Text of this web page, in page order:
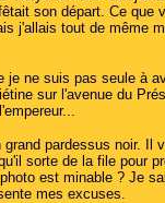
son départ. Ce que
j'allais tout de même
je ne suis pas seule à
sur l'avenue du
pardessus noir. Il
sorte de la file pour
est minable ? Je
mes excuses.